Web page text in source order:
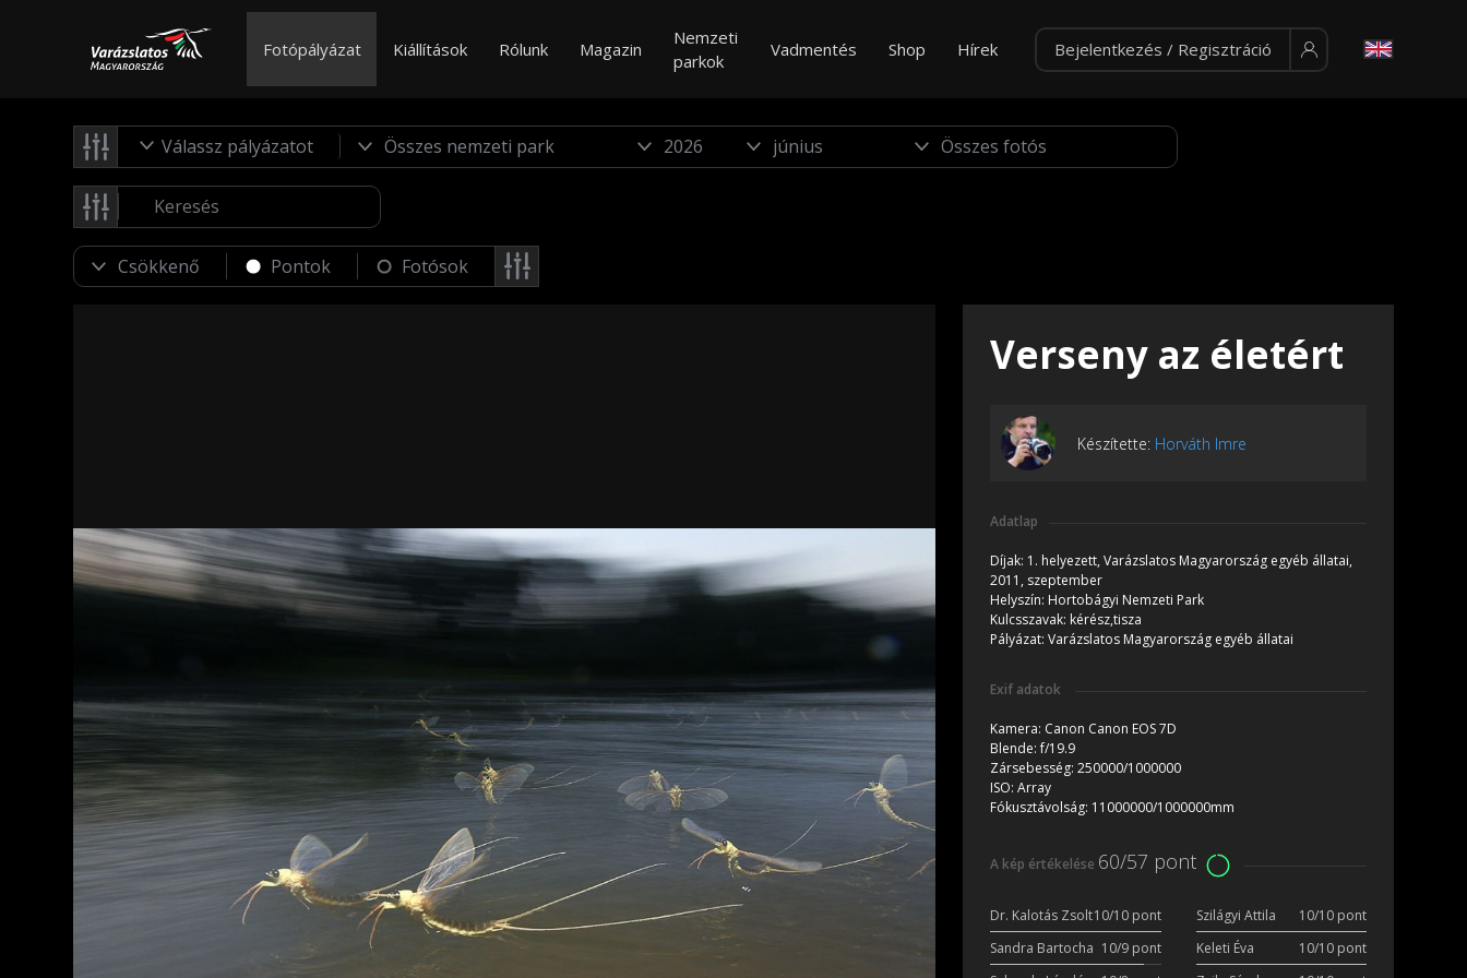
Fotópályázat Kiállítások Rólunk Magazin
Nemzeti
parkok
Vadmentés Shop Hírek Bejelentkezés / Regisztráció
Válassz pályázatot
Pontok Fotósok
Verseny az életért
Készítette: Horváth Imre
Adatlap
Díjak: 1. helyezett, Varázslatos Magyarország egyéb állatai,
2011, szeptember
Helyszín: Hortobágyi Nemzeti Park
Kulcsszavak: kérész,tisza
Pályázat: Varázslatos Magyarország egyéb állatai
Exif adatok
Kamera: Canon Canon EOS 7D
Blende:f/19.9
Zársebesség: 250000/1000000
ISO: Array
Fókusztávolság: 11000000/1000000mm
A kép értékelése 60/57 pont
Dr. Kalotás Zsolt10/10 pont Szilágyi Attila
10/10 pont
Sandra Bartocha 10/9 pont Keleti Éva
10/10 pont